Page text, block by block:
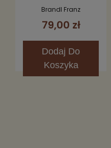
Brandl Franz
79,00 zł
Dodaj Do
Koszyka